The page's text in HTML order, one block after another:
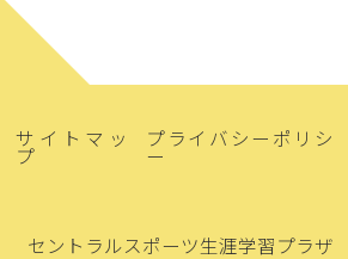
サイトマッ
プ
プライバシーポリシ
ー
セントラルスポーツ生涯学習プラザ